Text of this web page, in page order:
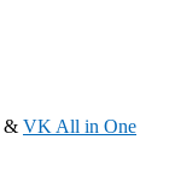
& VK All in One